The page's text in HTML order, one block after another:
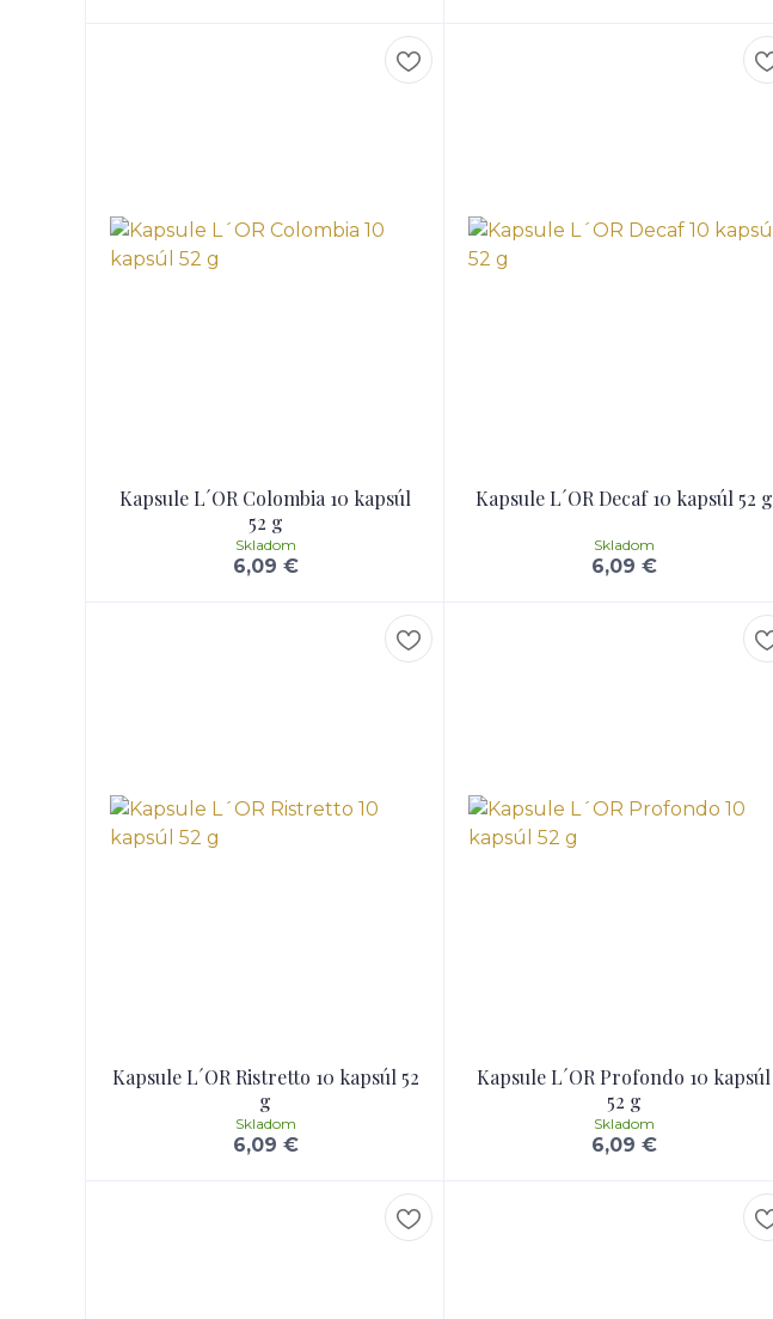
Kapsule L´OR Colombia 10 kapsúl
52 g
6,09 €
Skladom
Kapsule L´OR Decaf 10 kapsúl 52 g
6,09 €
Skladom
Kapsule L´OR Ristretto 10 kapsúl 52
g
6,09 €
Skladom
Kapsule L´OR Profondo 10 kapsúl
52 g
6,09 €
Skladom